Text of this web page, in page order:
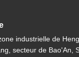
industrielle de
secteur de Bao'An,